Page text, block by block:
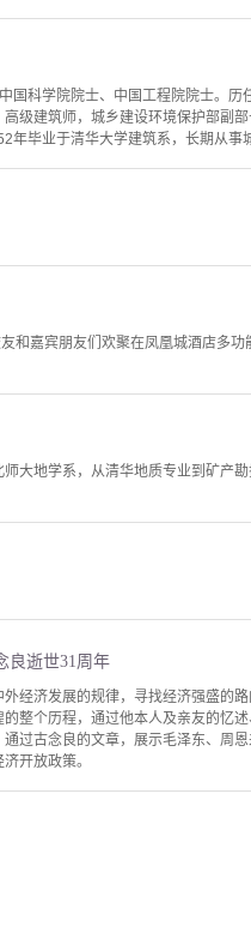
科学院院士、中国工程院院士。历
级建筑师，城乡建设环境保护部副
业于清华大学建筑系，长期从事
和嘉宾朋友们欢聚在凤凰城酒店多
大地学系，从清华地质专业到矿产
逝世31周年
经济发展的规律，寻找经济强盛的
整个历程，通过他本人及亲友的忆
过古念良的文章，展示毛泽东、周
开放政策。